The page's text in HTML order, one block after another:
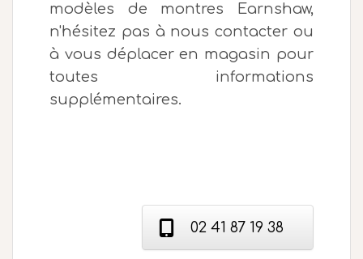
modèles de montres Earnshaw,
n'hésitez pas à nous contacter ou
à vous déplacer en magasin pour
toutes informations
supplémentaires.
02 41 87 19 38